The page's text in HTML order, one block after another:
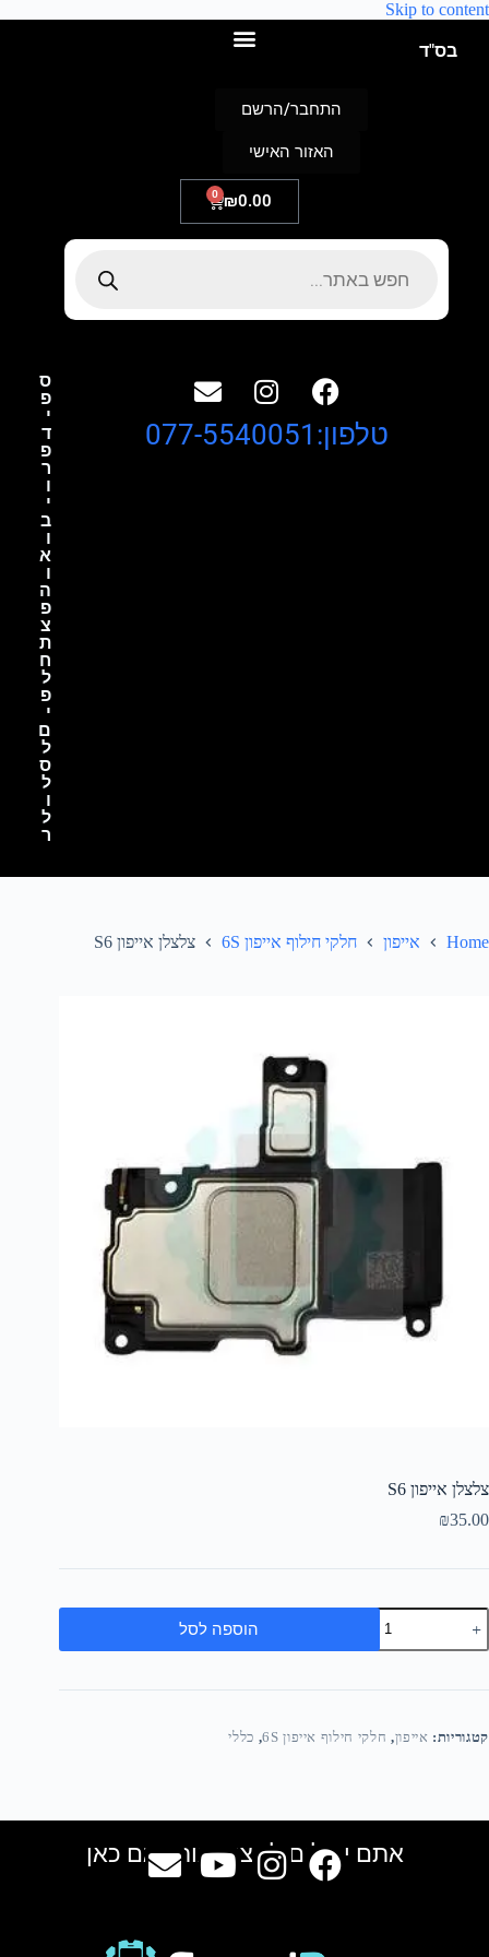
Skip to content
בס"ד
₪0.00
0
התחבר/הרשם
האזור האישי
ס
פ
י
ד
פ
ר
ו
י
ב
ו
א
ו
ה
פ
צ
ת
ח
ל
פ
י
ם
ל
ס
ל
ו
ל
ר
טלפון:077-5540051
Home אייפון חלקי חילוף אייפון 6S צלצלן אייפון S6
צלצלן אייפון S6
₪35.00
הוספה לסל
קטגוריות: אייפון, חלקי חילוף אייפון 6S , כללי
אתם יכולים למצוא אותנו גם כאן